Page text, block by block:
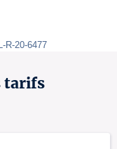
R-20-6477
tarifs